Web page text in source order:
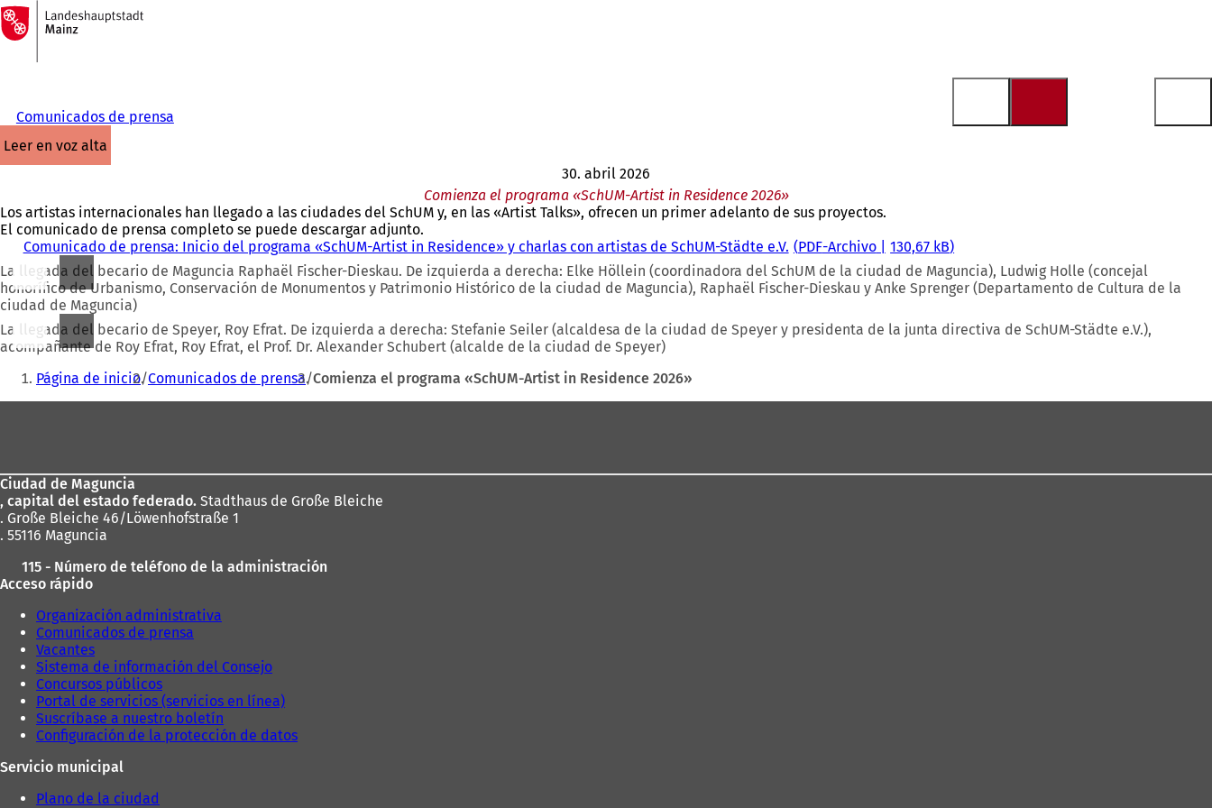
Saltar al contenido
A
la
página
Comunicados de prensa
leer en voz alta
30. abril 2026
Comienza el programa «SchUM-Artist in Residence 2026»
Los artistas internacionales han llegado a las ciudades del SchUM y, en las «Artist Talks», ofrecen un primer adelanto de sus proyectos.
El comunicado de prensa completo se puede descargar adjunto.
Comunicado de prensa: Inicio del programa «SchUM-Artist in Residence» y charlas con artistas de SchUM-Städte e.V.
PDF-Archivo
130,67 kB
La llegada del becario de Maguncia Raphaël Fischer-Dieskau. De izquierda a derecha: Elke Höllein (coordinadora del SchUM de la ciudad de Maguncia), Ludwig Holle (concejal
honorífico de Urbanismo, Conservación de Monumentos y Patrimonio Histórico de la ciudad de Maguncia), Raphaël Fischer-Dieskau y Anke Sprenger (Departamento de Cultura de la
ciudad de Maguncia)
La llegada del becario de Speyer, Roy Efrat. De izquierda a derecha: Stefanie Seiler (alcaldesa de la ciudad de Speyer y presidenta de la junta directiva de SchUM-Städte e.V.),
acompañante de Roy Efrat, Roy Efrat, el Prof. Dr. Alexander Schubert (alcalde de la ciudad de Speyer)
Estás
aquí:
Página de inicio Comunicados de prensa Comienza el programa «SchUM-Artist in Residence 2026»
pies
Ciudad de Maguncia
, capital del estado federado. Stadthaus de Große Bleiche
. Große Bleiche 46/Löwenhofstraße 1
. 55116 Maguncia
115 - Número de teléfono de la administración
Acceso rápido
Organización administrativa
Comunicados de prensa
Vacantes
Sistema de información del Consejo
Concursos públicos
Portal de servicios (servicios en línea)
Suscríbase a nuestro boletín
Configuración de la protección de datos
Servicio municipal
Plano de la ciudad